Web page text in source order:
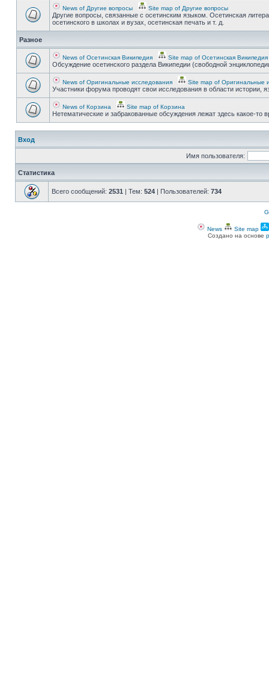
News of Другие вопросы Site map of Другие вопросы
Другие вопросы, связанные с осетинским языком. Осетинская
осетинского в школах и вузах, осетинская печать и т. д.
Разное
News of Осетинская Википедия Site map of Осетинская Википедия
Обсуждение осетинского раздела Википедии (свободной
News of Оригинальные исследования Site map of Оригинальные
Участники форума проводят свои исследования в области истории,
News of Корзина Site map of Корзина
Нетематические и забракованные обсуждения лежат здесь какое-то
Вход
Имя пользователя:
Статистика
Всего сообщений: 2531 | Тем: 524 | Пользователей: 734
News Site map
Создано на основе